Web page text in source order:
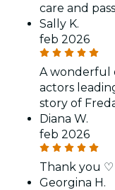
care and
Sally K.
feb 2026
A wonderful
actors
story of
Diana W.
feb 2026
Thank you ♡
Georgina H.